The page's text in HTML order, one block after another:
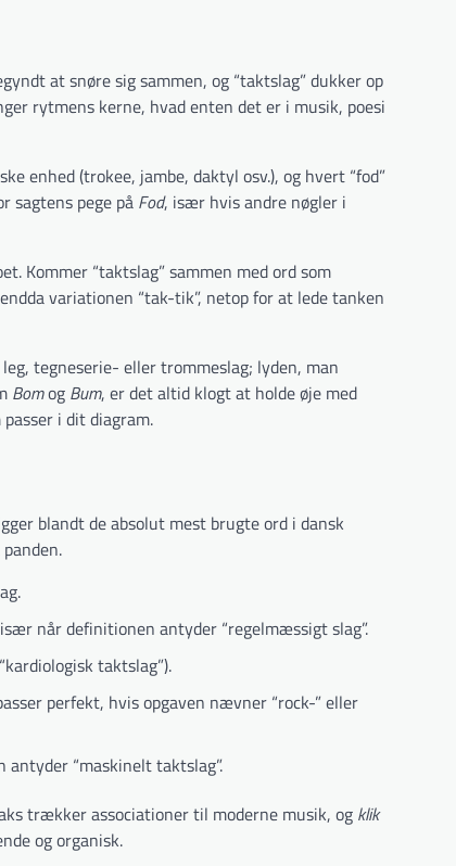
at snøre sig sammen, og “taktslag” dukker op
rytmens kerne, hvad enten det er i musik, poesi
enhed (trokee, jambe, daktyl osv.), og hvert “fod”
sagtens pege på Fod, især hvis andre nøgler i
Kommer “taktslag” sammen med ord som
variationen “tak-tik”, netop for at lede tanken
tegneserie- eller trommeslag; lyden, man
Bomog Bum, er det altid klogt at holde øje med
i dit diagram.
blandt de absolut mest brugte ord i dansk
når definitionen antyder “regel­mæssigt slag”.
taktslag”).
perfekt, hvis opgaven nævner “rock-” eller
“maskinelt taktslag”.
trækker associationer til moderne musik, og klik
og organisk.